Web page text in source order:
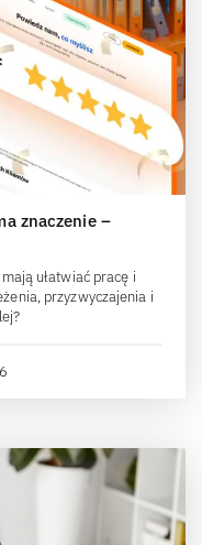
znaczenie –
ułatwiać pracę i
przyzwyczajenia i